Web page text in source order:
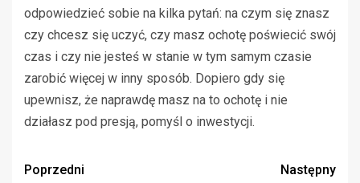
odpowiedzieć sobie na kilka pytań: na czym się znasz
czy chcesz się uczyć, czy masz ochotę poświecić swój
czas i czy nie jesteś w stanie w tym samym czasie
zarobić więcej w inny sposób. Dopiero gdy się
upewnisz, że naprawdę masz na to ochotę i nie
działasz pod presją, pomyśl o inwestycji.
Zobacz
Poprzedni
Następny